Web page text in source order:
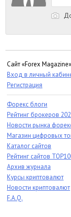
Сайт «Forex Magazine»
Вход в личный
Регистрация
Форекс блоги
Рейтинг брокеров
Новости рынка
Магазин цифровых
Каталог сайтов
Рейтинг сайтов
Архив журнала
Курсы криптовалют
Новости криптовалют
F.A.Q.